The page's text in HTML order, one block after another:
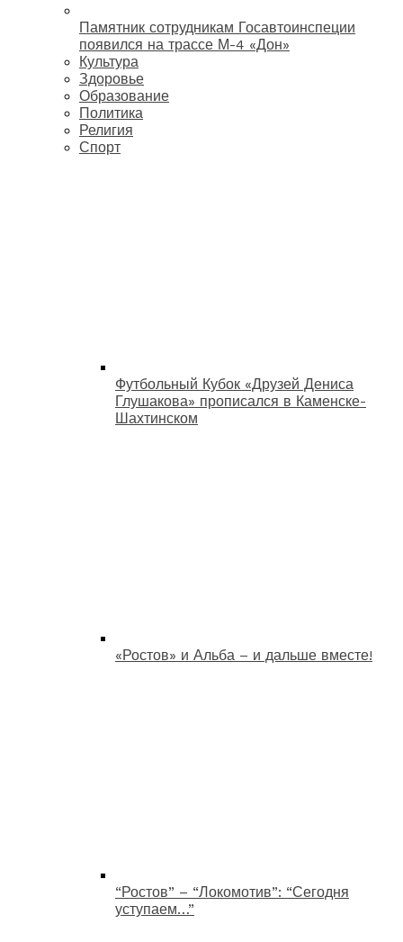
Памятник сотрудникам Госавтоинспеции
появился на трассе М-4 «Дон»
Культура
Здоровье
Образование
Политика
Религия
Спорт
Футбольный Кубок «Друзей Дениса
Глушакова» прописался в Каменске-
Шахтинском
«Ростов» и Альба – и дальше вместе!
“Ростов” – “Локомотив”: “Сегодня
уступаем…”